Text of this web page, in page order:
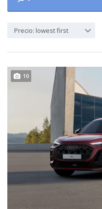
Precio: lowest first
10